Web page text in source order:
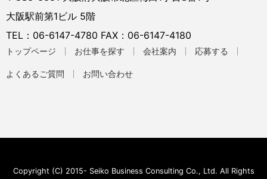
大阪駅前第1ビル 5階
TEL：06-6147-4780 FAX：06-6147-4180
トップページ お仕事を探す 会社案内 応募する
よくあるご質問 お問い合わせ
Copyright (C) 2015- Seiko Business Consulting Co., Ltd. All Rights